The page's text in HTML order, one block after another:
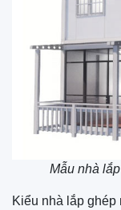
Mẫu nhà
Kiểu nhà lắp